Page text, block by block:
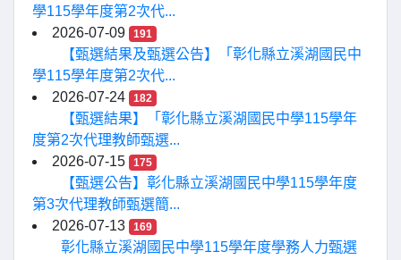
學115學年度第2次代...
2026-07-09
191
【甄選結果及甄選公告】「彰化縣立溪湖國民中
學115學年度第2次代...
2026-07-24
182
【甄選結果】「彰化縣立溪湖國民中學115學年
度第2次代理教師甄選...
2026-07-15
175
【甄選公告】彰化縣立溪湖國民中學115學年度
第3次代理教師甄選簡...
2026-07-13
169
彰化縣立溪湖國民中學115學年度學務人力甄選